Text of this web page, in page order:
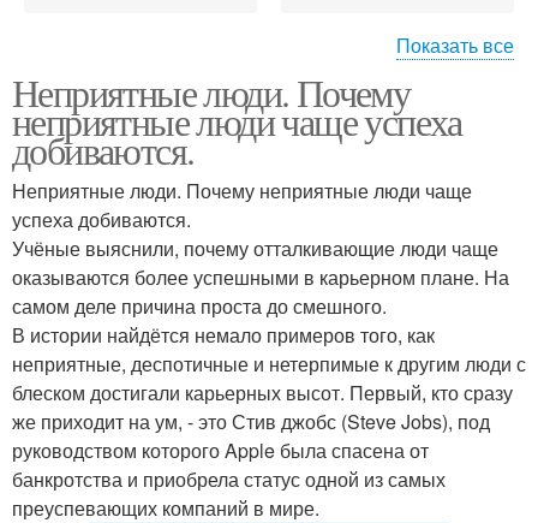
неприятными людьми
Показать все
Неприятные люди. Почему
неприятные люди чаще успеха
добиваются.
Неприятные люди. Почему неприятные люди чаще
успеха добиваются.
Учёные выяснили, почему отталкивающие люди чаще
оказываются более успешными в карьерном плане. На
самом деле причина проста до смешного.
В истории найдётся немало примеров того, как
неприятные, деспотичные и нетерпимые к другим люди с
блеском достигали карьерных высот. Первый, кто сразу
же приходит на ум, - это Стив джобс (Steve Jobs), под
руководством которого Apple была спасена от
банкротства и приобрела статус одной из самых
преуспевающих компаний в мире.